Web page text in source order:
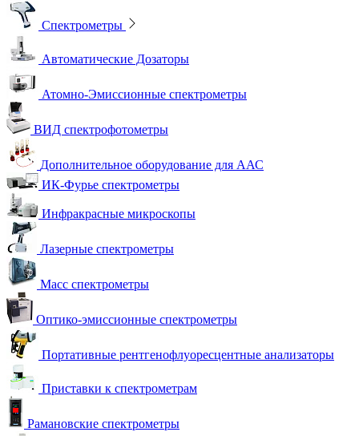
Спектрометры
Автоматические Дозаторы
Атомно-Эмиссионные спектрометры
ВИД спектрофотометры
Дополнительное оборудование для ААС
ИК-Фурье спектрометры
Инфракрасные микроскопы
Лазерные спектрометры
Масс спектрометры
Оптико-эмиссионные спектрометры
Портативные рентгенофлуоресцентные анализаторы
Приставки к спектрометрам
Рамановские спектрометры